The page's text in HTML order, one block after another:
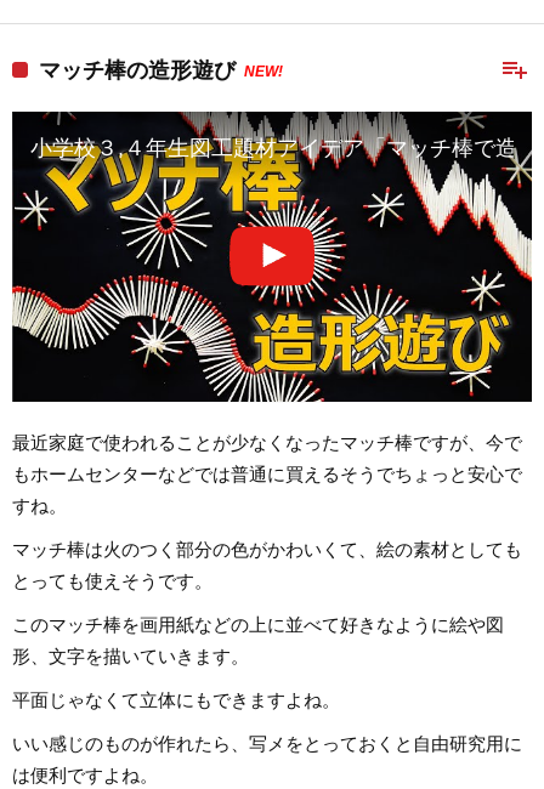
playlist_add
マッチ棒の造形遊び NEW!
小学校３,４年生図工題材アイデア「マッチ棒で造
最近家庭で使われることが少なくなったマッチ棒ですが、今で
もホームセンターなどでは普通に買えるそうでちょっと安心で
すね。
マッチ棒は火のつく部分の色がかわいくて、絵の素材としても
とっても使えそうです。
このマッチ棒を画用紙などの上に並べて好きなように絵や図
形、文字を描いていきます。
平面じゃなくて立体にもできますよね。
いい感じのものが作れたら、写メをとっておくと自由研究用に
は便利ですよね。